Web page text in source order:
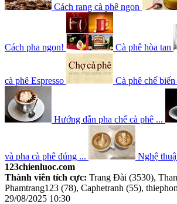
Cách rang cà phê ngon
Cách pha ngon! Cà phê hòa tan
cà phê Espresso Cà phê chế
Hướng dẫn pha chế cà phê ...
và pha cà phê đúng ...
Nghệ
123chienluoc.com
Thành viên tích cực: Trang Đài (3530),
Phamtrang123 (78), Caphetranh (55),
29/08/2025 10:30